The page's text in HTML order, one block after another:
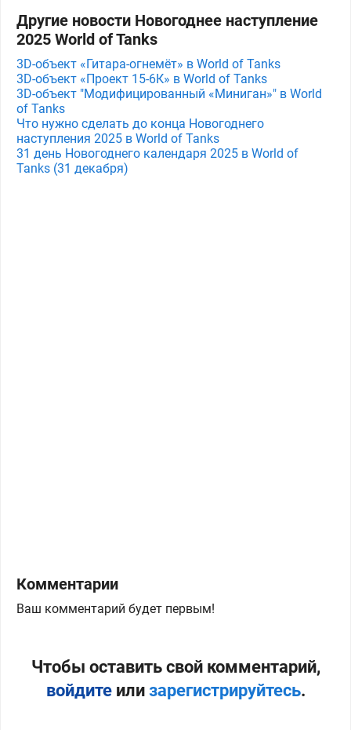
Другие новости Новогоднее наступление
2025 World of Tanks
3D-объект «Гитара-огнемёт» в World of Tanks
3D-объект «Проект 15-6К» в World of Tanks
3D-объект "Модифицированный «Миниган»" в World
of Tanks
Что нужно сделать до конца Новогоднего
наступления 2025 в World of Tanks
31 день Новогоднего календаря 2025 в World of
Tanks (31 декабря)
Комментарии
Ваш комментарий будет первым!
Чтобы оставить свой комментарий,
войдитеили зарегистрируйтесь.